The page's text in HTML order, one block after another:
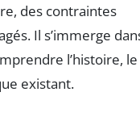
des contraintes
Il s’immerge
l’histoire, le
existant.